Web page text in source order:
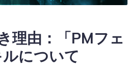
理由：「PMフェ
について